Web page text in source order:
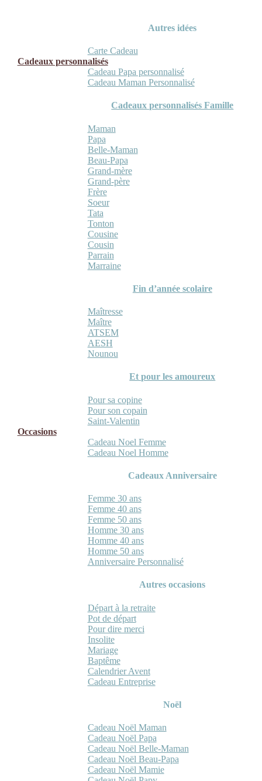
Autres idées
Carte Cadeau
Cadeaux personnalisés
Cadeau Papa personnalisé
Cadeau Maman Personnalisé
Cadeaux personnalisés Famille
Maman
Papa
Belle-Maman
Beau-Papa
Grand-mère
Grand-père
Frère
Soeur
Tata
Tonton
Cousine
Cousin
Parrain
Marraine
Fin d’année scolaire
Maîtresse
Maître
ATSEM
AESH
Nounou
Et pour les amoureux
Pour sa copine
Pour son copain
Saint-Valentin
Occasions
Cadeau Noel Femme
Cadeau Noel Homme
Cadeaux Anniversaire
Femme 30 ans
Femme 40 ans
Femme 50 ans
Homme 30 ans
Homme 40 ans
Homme 50 ans
Anniversaire Personnalisé
Autres occasions
Départ à la retraite
Pot de départ
Pour dire merci
Insolite
Mariage
Baptême
Calendrier Avent
Cadeau Entreprise
Noël
Cadeau Noël Maman
Cadeau Noël Papa
Cadeau Noël Belle-Maman
Cadeau Noël Beau-Papa
Cadeau Noël Mamie